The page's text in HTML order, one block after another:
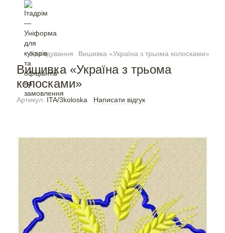
Брендування Вишивка «Україна з трьома колосками»
Вишивка «Україна з трьома
колосками»
Артикул: ITA/3koloska Написати відгук